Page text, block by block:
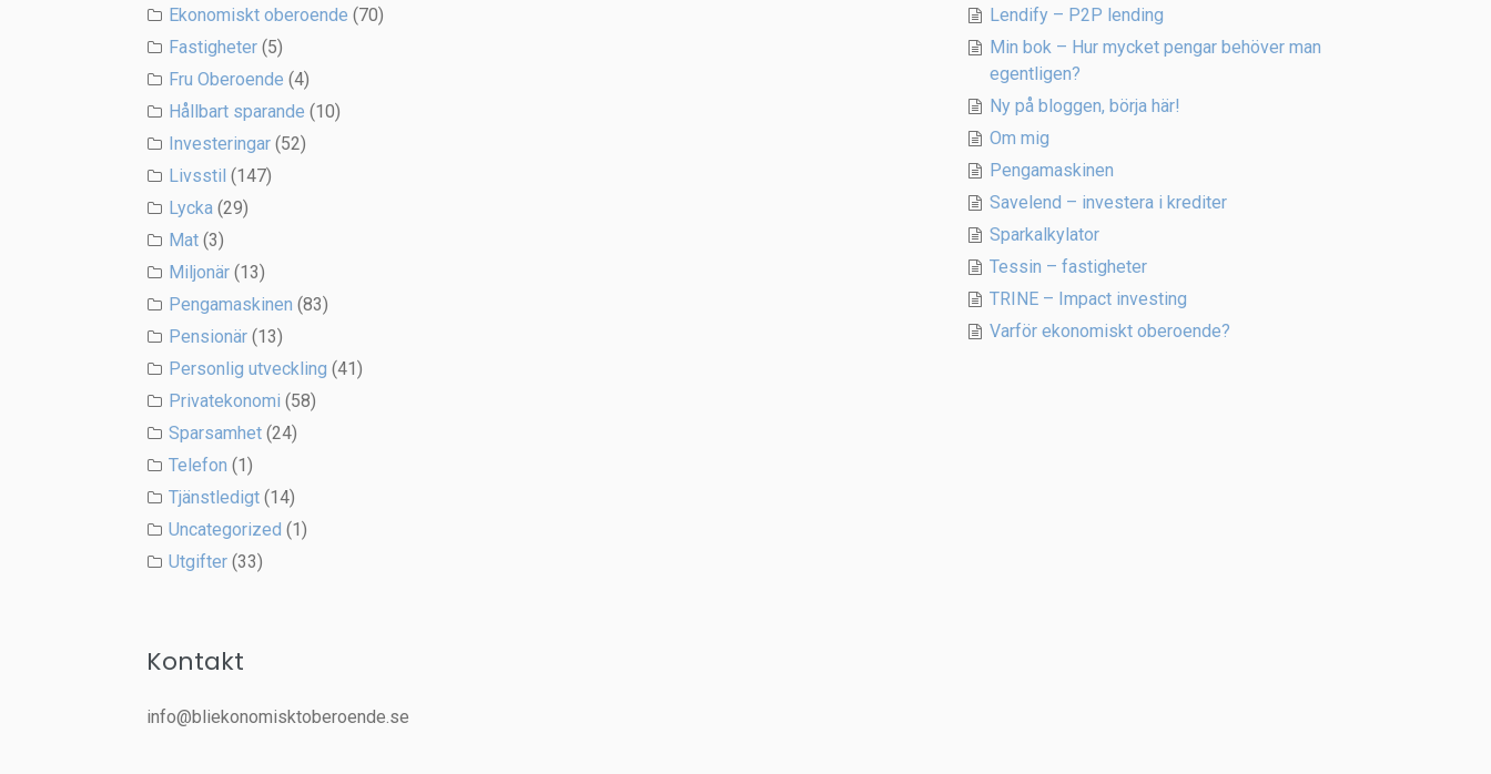
Ekonomiskt oberoende (70)
Fastigheter (5)
Fru Oberoende (4)
Hållbart sparande (10)
Investeringar (52)
Livsstil (147)
Lycka (29)
Mat (3)
Miljonär (13)
Pengamaskinen (83)
Pensionär (13)
Personlig utveckling (41)
Privatekonomi (58)
Sparsamhet (24)
Telefon (1)
Tjänstledigt (14)
Uncategorized (1)
Utgifter (33)
Lendify – P2P lending
Min bok – Hur mycket pengar behöver man
egentligen?
Ny på bloggen, börja här!
Om mig
Pengamaskinen
Savelend – investera i krediter
Sparkalkylator
Tessin – fastigheter
TRINE – Impact investing
Varför ekonomiskt oberoende?
Kontakt
info@bliekonomisktoberoende.se